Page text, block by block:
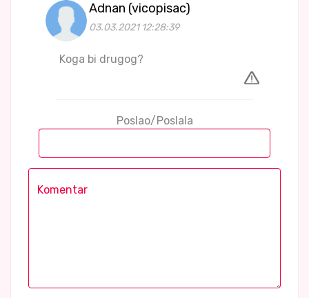
Adnan (vicopisac)
03.03.2021 12:28:39
Koga bi drugog?
Poslao/Poslala